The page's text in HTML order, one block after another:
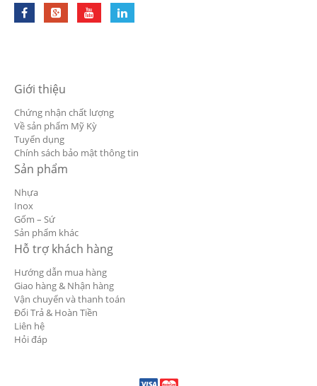
Giới thiệu
Chứng nhận chất lượng
Về sản phẩm Mỹ Kỳ
Tuyển dụng
Chính sách bảo mật thông tin
Sản phẩm
Nhựa
Inox
Gốm – Sứ
Sản phẩm khác
Hỗ trợ khách hàng
Hướng dẫn mua hàng
Giao hàng & Nhận hàng
Vận chuyển và thanh toán
Đổi Trả & Hoàn Tiền
Liên hệ
Hỏi đáp